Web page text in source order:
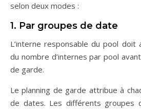
selon deux modes :
1. Par groupes de date
L’interne responsable du pool doit
du nombre d’internes par pool
de garde.
Le planning de garde attribue à
de dates. Les différents